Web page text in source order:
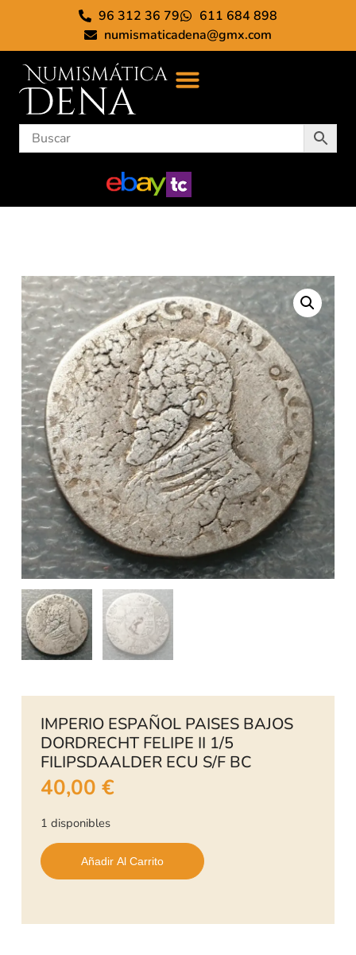
96 312 36 79
611 684 898
numismaticadena@gmx.com
IMPERIO ESPAÑOL PAISES BAJOS
DORDRECHT FELIPE II 1/5
FILIPSDAALDER ECU S/F BC
40,00 €
1 disponibles
Añadir Al Carrito